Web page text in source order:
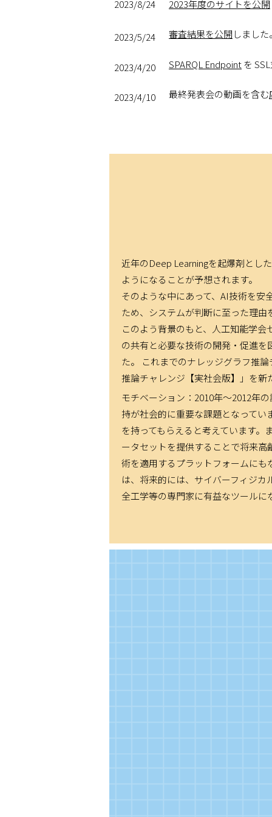
2023/8/24 2023年度のサイトを公開
2023/5/24 審査結果を公開 しました
2023/4/20 SPARQL Endpointを
2023/4/10 最終発表会の動画を含む
2023/2/21 データセットを更新しま
2023/1/19 3月18日0時が応募締め
2023/1/19 ナレッジグラフ推論チ
2023/1/11 ナレッジグラフ推論チ
2022/12/28 チャレンジで提供するデ
2022/12/27 応募書類に関する資料を
2022/12/22 ナレッジグラフ推論チ
2022/11/07 我々の取り組みに関する
の関係者の皆様に心か
2022/10/18
【第59回AIセミナー】
2022/10/17 チャレンジで提供する
近年のDeep Learningを起爆剤とし
ようになることが予想されます。
そのような中にあって、AI技術を
ため、システムが判断に至った理
このよう背景のもと、人工知能学
の共有と必要な技術の開発・促進
た。 これまでのナレッジグラフ推
推論チャレンジ【実社会版】」を
モチベーション：2010年～2012年
持が社会的に重要な課題となって
を持ってもらえると考えています
ータセットを提供することで将来
術を適用するプラットフォームに
は、将来的には、サイバーフィジ
全工学等の専門家に有益なツールに